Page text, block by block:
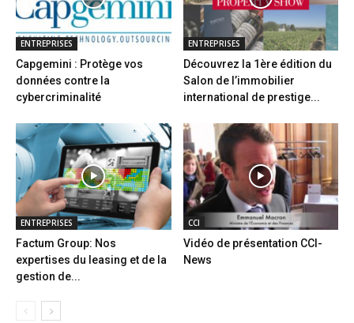
ENTREPRISES
Capgemini : Protège vos
données contre la
cybercriminalité
ENTREPRISES
Découvrez la 1ère édition du
Salon de l’immobilier
international de prestige...
ENTREPRISES
Factum Group: Nos
expertises du leasing et de la
gestion de...
CCI
Vidéo de présentation CCI-
News